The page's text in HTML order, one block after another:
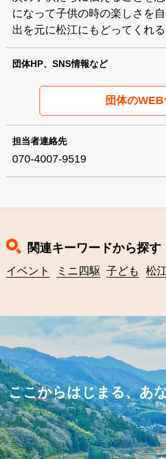
になって子供の時の楽しさを
出を元に松江にもどってくれ
団体HP、SNS情報など
団体の
担当者連絡先
070-4007-9519
関連キーワードから探す
イベント ミニ四駆 子ども 松
ここからはじまる、あ